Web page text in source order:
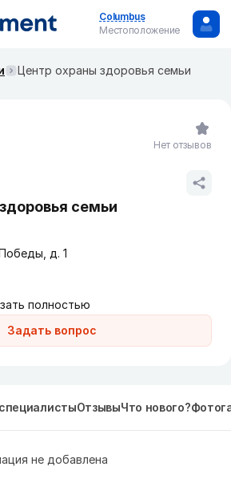
Columbus
Местоположение
Центр охраны здоровья семьи
семьи
Задать вопрос
д. 1
полностью
Нет отзывов
ОтзывыЧто нового?
не добавлена